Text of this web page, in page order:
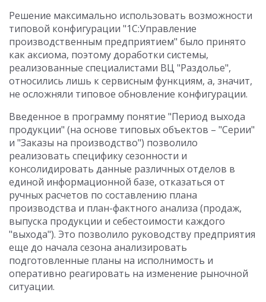
Решение максимально использовать возможности
типовой конфигурации "1С:Управление
производственным предприятием" было принято
как аксиома, поэтому доработки системы,
реализованные специалистами ВЦ "Раздолье",
относились лишь к сервисным функциям, а, значит,
не осложняли типовое обновление конфигурации.
Введенное в программу понятие "Период выхода
продукции" (на основе типовых объектов – "Серии"
и "Заказы на производство") позволило
реализовать специфику сезонности и
консолидировать данные различных отделов в
единой информационной базе, отказаться от
ручных расчетов по составлению плана
производства и план-фактного анализа (продаж,
выпуска продукции и себестоимости каждого
"выхода"). Это позволило руководству предприятия
еще до начала сезона анализировать
подготовленные планы на исполнимость и
оперативно реагировать на изменение рыночной
ситуации.